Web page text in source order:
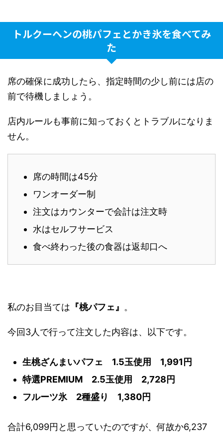
トルクーヘンの桃パフェとかき氷を食べてみ
た
席の確保に成功したら、指定時間の少し前には店の
前で待機しましょう。
店内ルールも事前に知っておくとトラブルになりま
せん。
席の時間は45分
ワンオーダー制
注文はカウンターで会計は注文時
水はセルフサービス
食べ終わった後の食器は返却口へ
私のお目当ては 『桃パフェ』 。
今回3人で行って注文した内容は、以下です。
生桃ざんまいパフェ 1.5玉使用 1,991円
特選PREMIUM 2.5玉使用 2,728円
フルーツ氷 2種盛り 1,380円
合計6,099円と思っていたのですが、何故か6,237